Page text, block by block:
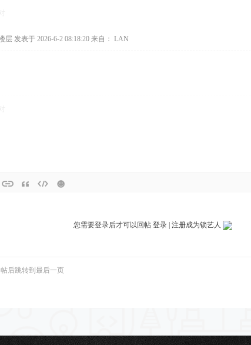
层 发表于 2026-6-2 08:18:20 来自： LAN
您需要登录后才可以回帖 登录| 注册成为锁艺人
后跳转到最后一页